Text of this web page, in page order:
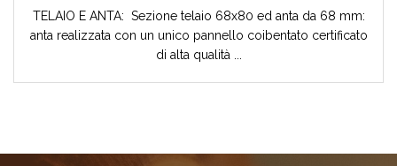
TELAIO E ANTA: Sezione telaio 68x80 ed anta da 68 mm:
anta realizzata con un unico pannello coibentato certificato
di alta qualità ...